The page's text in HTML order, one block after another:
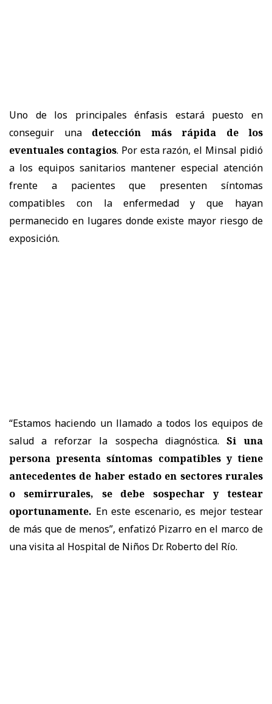
Uno de los principales énfasis estará puesto en
conseguir una detección más rápida de los
eventuales contagios. Por esta razón, el Minsal pidió
a los equipos sanitarios mantener especial atención
frente a pacientes que presenten síntomas
compatibles con la enfermedad y que hayan
permanecido en lugares donde existe mayor riesgo de
exposición.
“Estamos haciendo un llamado a todos los equipos de
salud a reforzar la sospecha diagnóstica. Si una
persona presenta síntomas compatibles y tiene
antecedentes de haber estado en sectores rurales
o semirrurales, se debe sospechar y testear
oportunamente. En este escenario, es mejor testear
de más que de menos”, enfatizó Pizarro en el marco de
una visita al Hospital de Niños Dr. Roberto del Río.